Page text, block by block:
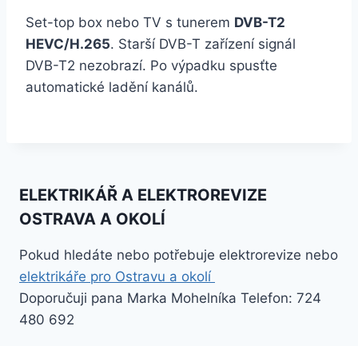
Set-top box nebo TV s tunerem DVB-T2
HEVC/H.265. Starší DVB-T zařízení signál
DVB-T2 nezobrazí. Po výpadku spusťte
automatické ladění kanálů.
ELEKTRIKÁŘ A ELEKTROREVIZE
OSTRAVA A OKOLÍ
Pokud hledáte nebo potřebuje elektrorevize nebo
elektrikáře pro Ostravu a okolí
Doporučuji pana Marka Mohelníka Telefon: 724
480 692